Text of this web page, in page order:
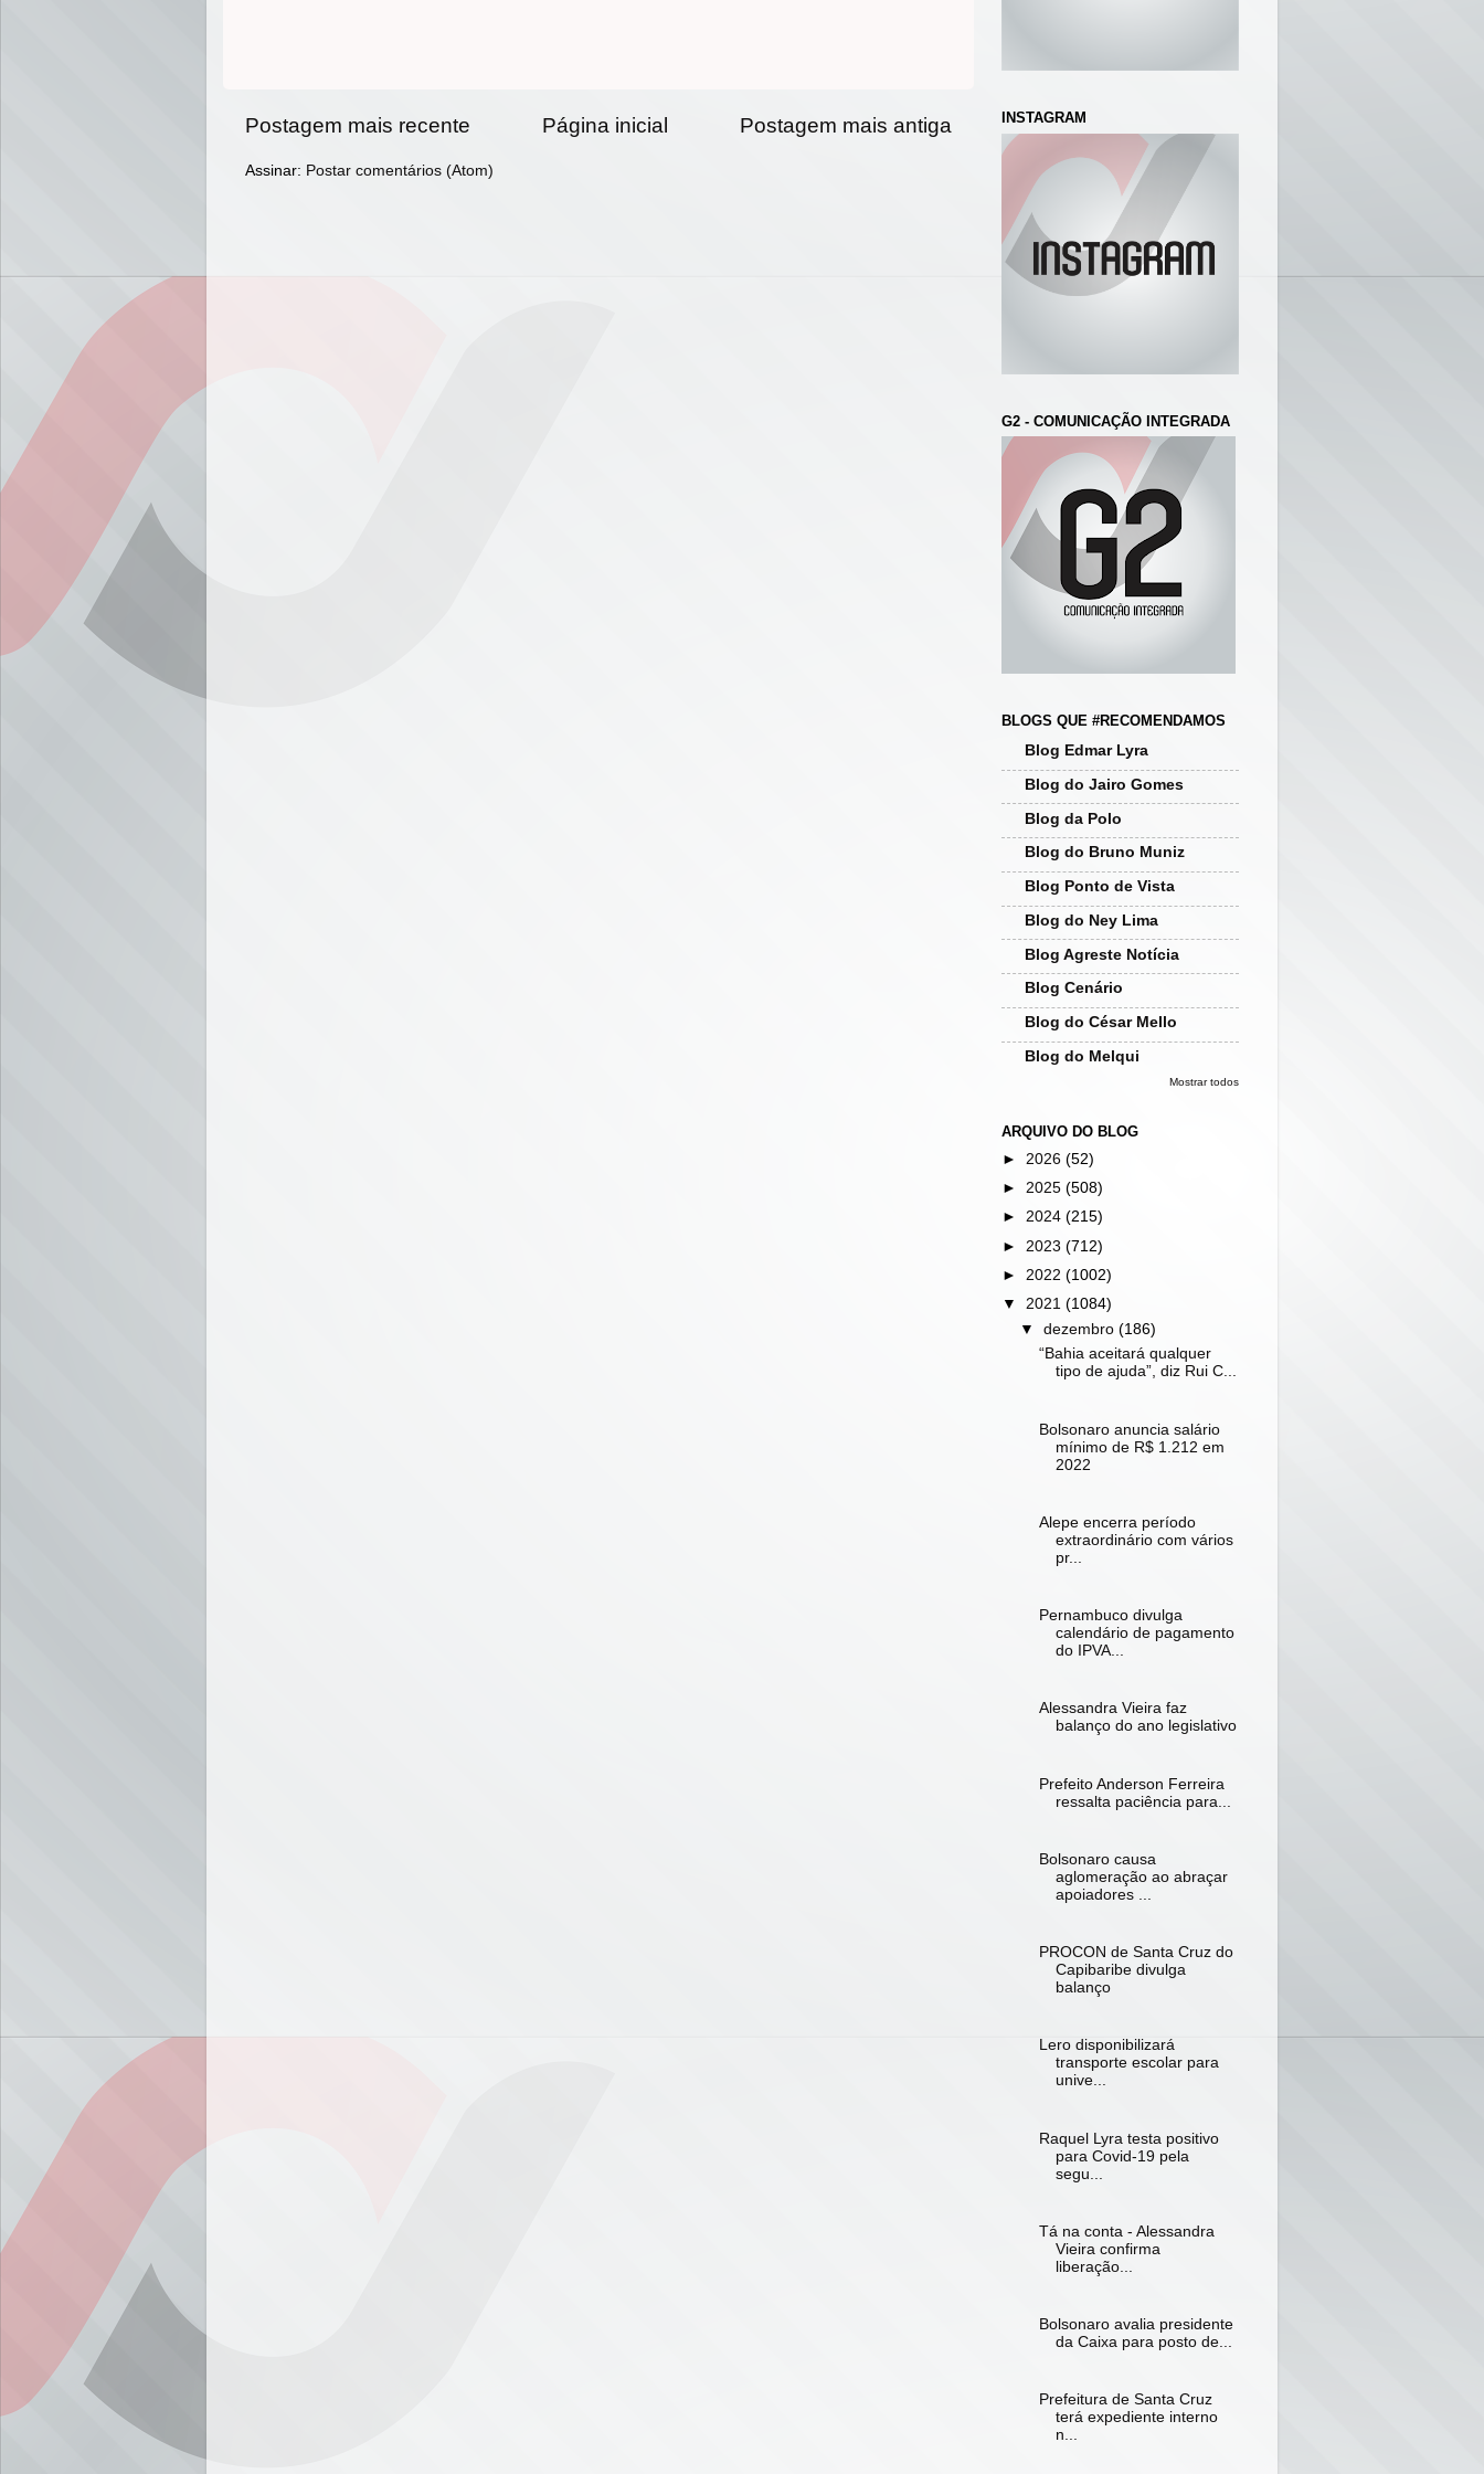
Postagem mais recente Postagem mais antiga
Página inicial
Assinar: Postar comentários (Atom)
INSTAGRAM
G2 - COMUNICAÇÃO INTEGRADA
BLOGS QUE #RECOMENDAMOS
Blog Edmar Lyra
Blog do Jairo Gomes
Blog da Polo
Blog do Bruno Muniz
Blog Ponto de Vista
Blog do Ney Lima
Blog Agreste Notícia
Blog Cenário
Blog do César Mello
Blog do Melqui
Mostrar todos
ARQUIVO DO BLOG
► 2026 (52)
► 2025 (508)
► 2024 (215)
► 2023 (712)
► 2022 (1002)
▼ 2021 (1084)
▼dezembro(186)
“Bahia aceitará qualquer
tipo de ajuda”, diz Rui C...
Bolsonaro anuncia salário
mínimo de R$ 1.212 em
2022
Alepe encerra período
extraordinário com vários
pr...
Pernambuco divulga
calendário de pagamento
do IPVA...
Alessandra Vieira faz
balanço do ano legislativo
Prefeito Anderson Ferreira
ressalta paciência para...
Bolsonaro causa
aglomeração ao abraçar
apoiadores ...
PROCON de Santa Cruz do
Capibaribe divulga
balanço
Lero disponibilizará
transporte escolar para
unive...
Raquel Lyra testa positivo
para Covid-19 pela
segu...
Tá na conta - Alessandra
Vieira confirma
liberação...
Bolsonaro avalia presidente
da Caixa para posto de...
Prefeitura de Santa Cruz
terá expediente interno
n...